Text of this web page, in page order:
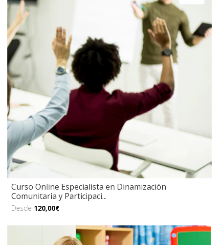
Curso Online Especialista en Dinamización
Comunitaria y Participaci...
Desde 120,00€